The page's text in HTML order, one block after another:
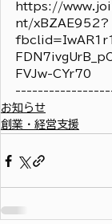
https://
nt/xBZAE952?
FVJw-CYr70
お知らせ
創業・経営支援